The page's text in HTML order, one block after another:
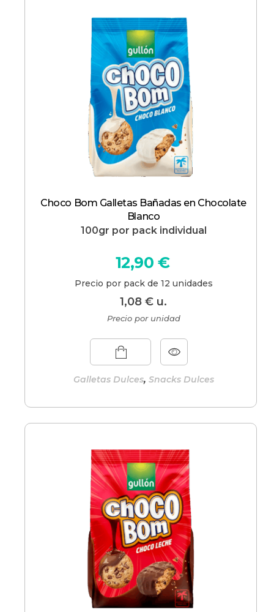
Choco Bom Galletas Bañadas en Chocolate
Blanco
100gr por pack individual
1,08€ u.
12,90 €
Precio por pack de 12 unidades
Galletas Dulces, Snacks Dulces
Precio por unidad